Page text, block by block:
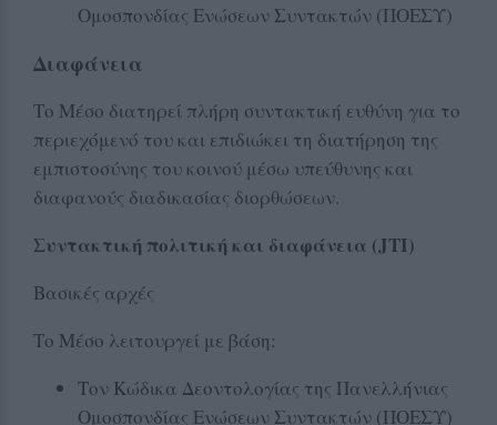
Ομοσπονδίας Ενώσεων Συντακτών (ΠΟΕΣΥ)
Διαφάνεια
Το Μέσο διατηρεί πλήρη συντακτική ευθύνη για το
περιεχόμενό του και επιδιώκει τη διατήρηση της
εμπιστοσύνης του κοινού μέσω υπεύθυνης και
διαφανούς διαδικασίας διορθώσεων.
Συντακτική πολιτική και διαφάνεια (JTI)
Βασικές αρχές
Το Μέσο λειτουργεί με βάση:
Τον Κώδικα Δεοντολογίας της Πανελλήνιας
Ομοσπονδίας Ενώσεων Συντακτών (ΠΟΕΣΥ)